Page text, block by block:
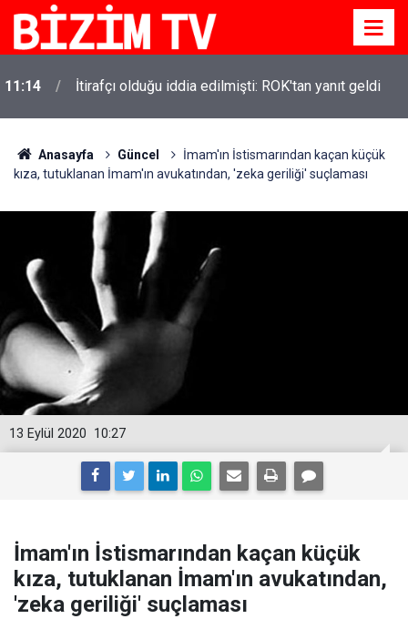
11:14 İtirafçı olduğu iddia edilmişti: ROK'tan yanıt geldi
Anasayfa Güncel
İmam'ın İstismarından kaçan küçük
kıza, tutuklanan İmam'ın avukatından, 'zeka geriliği' suçlaması
10:27
13 Eylül 2020
İmam'ın İstismarından kaçan küçük
kıza, tutuklanan İmam'ın avukatından,
'zeka geriliği' suçlaması